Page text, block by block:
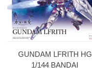
GUNDAM LFRITH HG
1/144 BANDAI